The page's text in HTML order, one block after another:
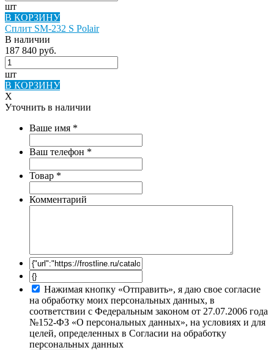
шт
В КОРЗИНУ
Сплит SM-232 S Polair
В наличии
187 840 руб.
шт
В КОРЗИНУ
X
Уточнить в наличии
Ваше имя *
Ваш телефон *
Товар *
Комментарий
Нажимая кнопку «Отправить», я даю свое согласие
на обработку моих персональных данных, в
соответствии с Федеральным законом от 27.07.2006 года
№152-ФЗ «О персональных данных», на условиях и для
целей, определенных в Согласии на обработку
персональных данных